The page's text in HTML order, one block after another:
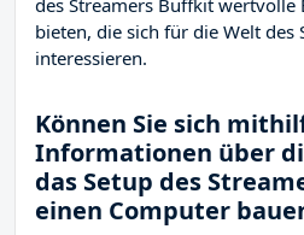
des Streamers Buffkit wertvolle
bieten, die sich für die Welt des
interessieren.
Können Sie sich
Informationen über
das Setup des
einen Computer